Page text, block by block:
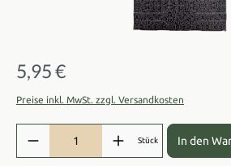
Regulärer Preis:
5,95 €
Preise inkl. MwSt. zzgl. Versandkosten
Produkt Anzahl: Gib den gewünschten
Stück In den